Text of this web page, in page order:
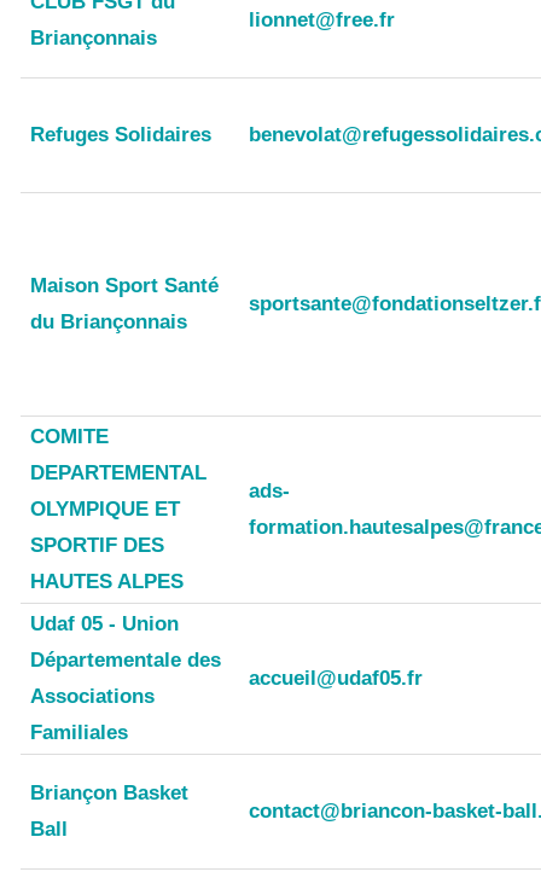
Briançonnais
lionnet@free.fr
Refuges Solidaires
Maison Sport Santé
du Briançonnais
COMITE
DEPARTEMENTAL
OLYMPIQUE ET
SPORTIF DES
HAUTES ALPES
ads-
Udaf 05 - Union
Départementale des
Associations
Familiales
accueil@udaf05.fr
Briançon Basket
Ball
contact@briancon-basket-